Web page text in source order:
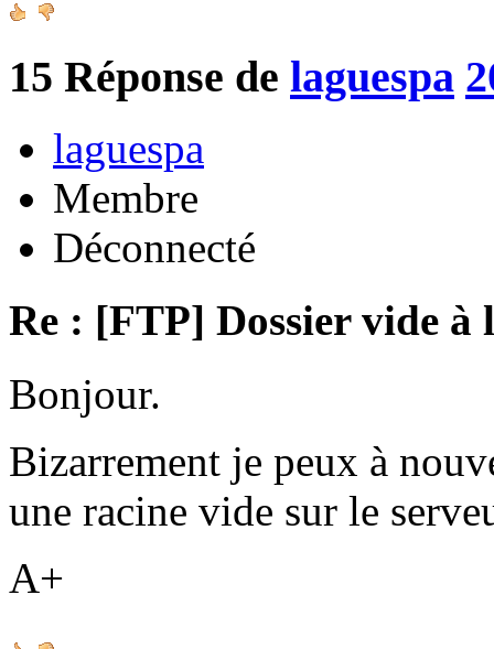
15 Réponse de laguespa
laguespa
Membre
Déconnecté
Re : [FTP] Dossier vide à
Bonjour.
Bizarrement je peux à
une racine vide sur le
A+